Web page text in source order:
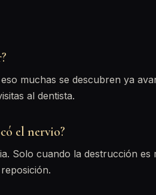
muchas se descubren ya
al dentista.
el nervio?
Solo cuando la destrucción es